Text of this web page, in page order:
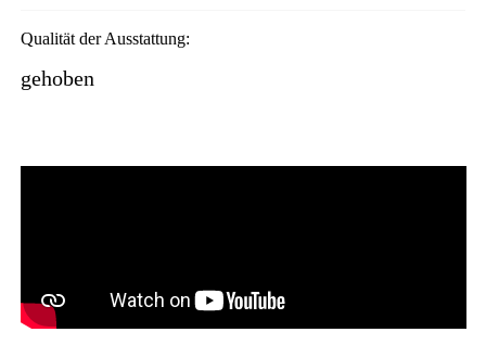
Qualität der Ausstattung:
gehoben